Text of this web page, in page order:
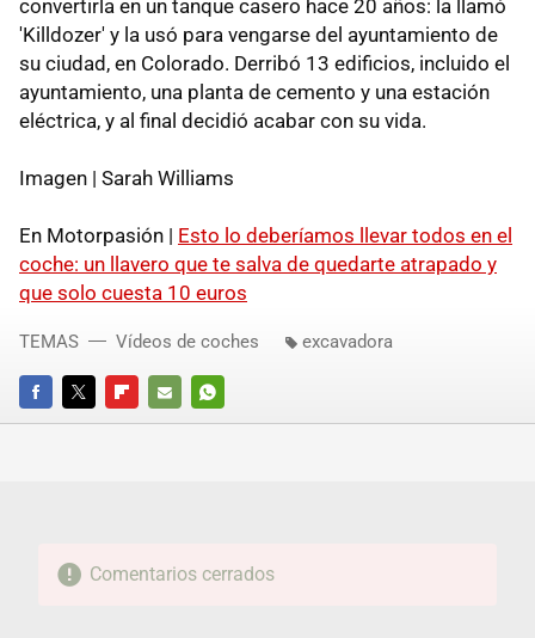
convertirla en un tanque casero hace 20 años: la llamó
'Killdozer' y la usó para vengarse del ayuntamiento de
su ciudad, en Colorado. Derribó 13 edificios, incluido el
ayuntamiento, una planta de cemento y una estación
eléctrica, y al final decidió acabar con su vida.
Imagen | Sarah Williams
En Motorpasión | Esto lo deberíamos llevar todos en el
coche: un llavero que te salva de quedarte atrapado y
que solo cuesta 10 euros
FACEBOOKTWITTERFLIPBOARD
E-
WHATSAPP
TEMAS Vídeos de coches excavadora
Comentarios cerrados